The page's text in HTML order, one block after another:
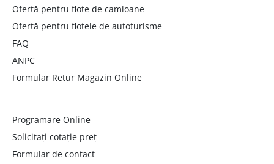
Ofertă pentru flote de camioane
Ofertă pentru flotele de autoturisme
FAQ
ANPC
Formular Retur Magazin Online
Programare Online
Solicitați cotație preț
Formular de contact